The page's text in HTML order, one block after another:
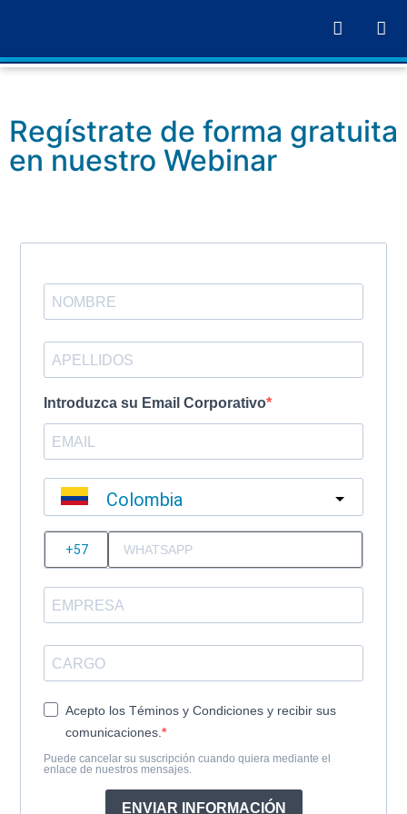
Regístrate de forma gratuita
en nuestro Webinar
Introduzca su Email Corporativo
Colombia
Acepto los Téminos y Condiciones y recibir sus
comunicaciones.
Puede cancelar su suscripción cuando quiera mediante el
enlace de nuestros mensajes.
ENVIAR INFORMACIÓN